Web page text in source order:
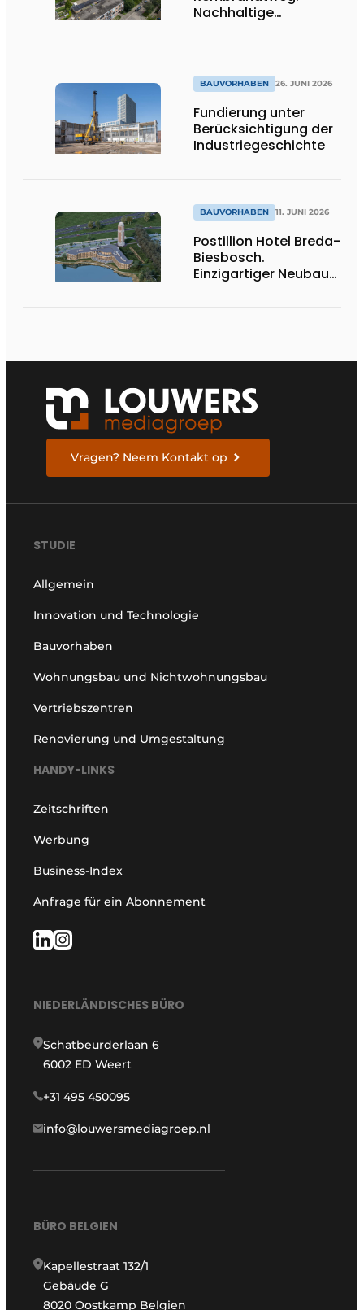
Nachhaltige
Haustechnik
BAUVORHABEN 26. JUNI 2026
Fundierung unter
Berücksichtigung der
Industriegeschichte
BAUVORHABEN 11. JUNI 2026
Postillion Hotel Breda-
Biesbosch.
Einzigartiger Neubau
Vragen? Neem Kontakt op
STUDIE
Allgemein
Innovation und Technologie
Bauvorhaben
Wohnungsbau und Nichtwohnungsbau
Vertriebszentren
Renovierung und Umgestaltung
HANDY-LINKS
Zeitschriften
Werbung
Business-Index
Anfrage für ein Abonnement
NIEDERLÄNDISCHES BÜRO
Schatbeurderlaan 6
6002 ED Weert
+31 495 450095
info@louwersmediagroep.nl
BÜRO BELGIEN
Kapellestraat 132/1
Gebäude G
8020 Oostkamp Belgien